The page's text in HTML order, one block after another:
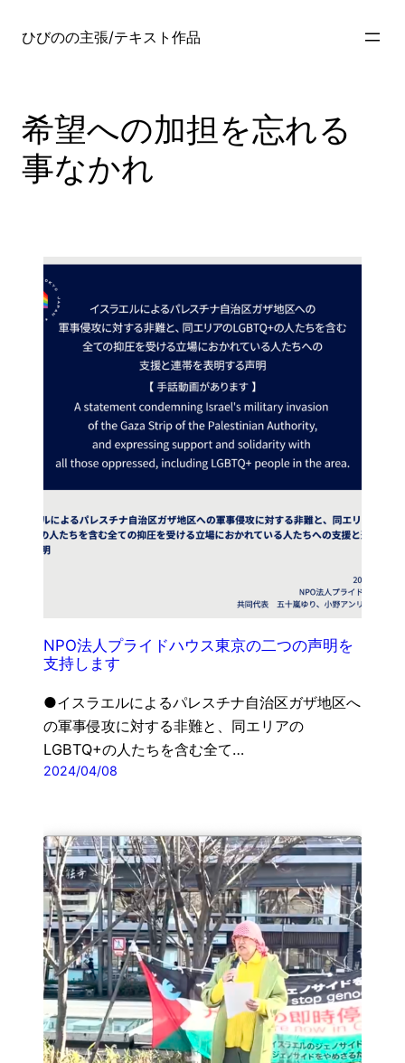
ひびのの主張/テキスト作品
希望への加担を忘れる
事なかれ
NPO法人プライドハウス東京の二つの声明を
支持します
●イスラエルによるパレスチナ自治区ガザ地区へ
の軍事侵攻に対する非難と、同エリアの
LGBTQ+の人たちを含む全て…
2024/04/08